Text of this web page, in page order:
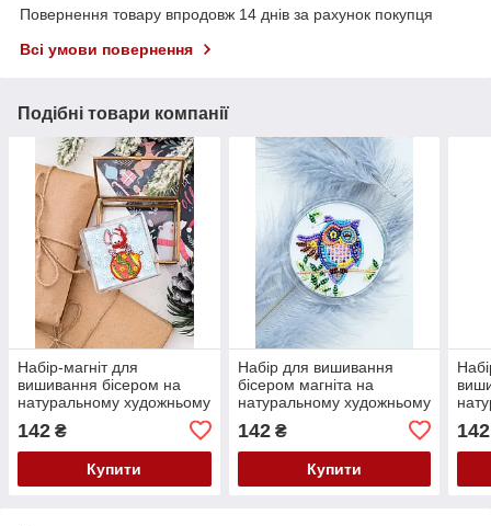
Повернення товару впродовж 14 днів за рахунок покупця
Всі умови повернення
Подібні товари компанії
Набір-магніт для
вишивання бісером на
натуральному художньому
основою "Мишеня" Абрис
Арт
142 ₴
Купити
Набір для вишивання
бісером магніта на
натуральному художньому
основою "Добрий ранок"
Абрис
142₴
Купити
142